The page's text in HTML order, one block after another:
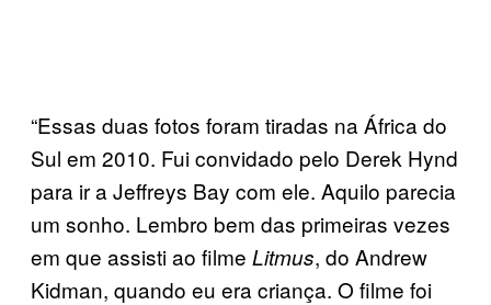
“Essas duas fotos foram tiradas na África do
Sul em 2010. Fui convidado pelo Derek Hynd
para ir a Jeffreys Bay com ele. Aquilo parecia
um sonho. Lembro bem das primeiras vezes
em que assisti ao filme Litmus, do Andrew
Kidman, quando eu era criança. O filme foi